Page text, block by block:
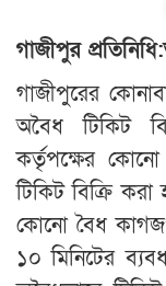
গাজীপুর
গাজীপুরের
অবৈধ টিকিট
কর্তৃপক্ষের
টিকিট বিক্রি করা
কোনো বৈধ
১০ মিনিটের